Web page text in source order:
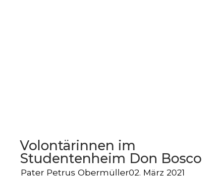
Volontärinnen im
Studentenheim Don Bosco
Pater Petrus Obermüller02. März 2021